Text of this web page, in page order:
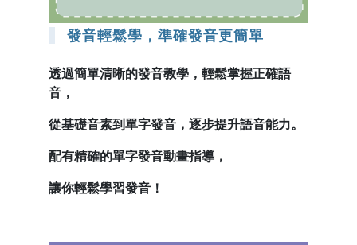
發音輕鬆學，準確發音更簡單
透過簡單清晰的發音教學，輕鬆掌握正確語
音，
從基礎音素到單字發音，逐步提升語音能力。
配有精確的單字發音動畫指導，
讓你輕鬆學習發音！